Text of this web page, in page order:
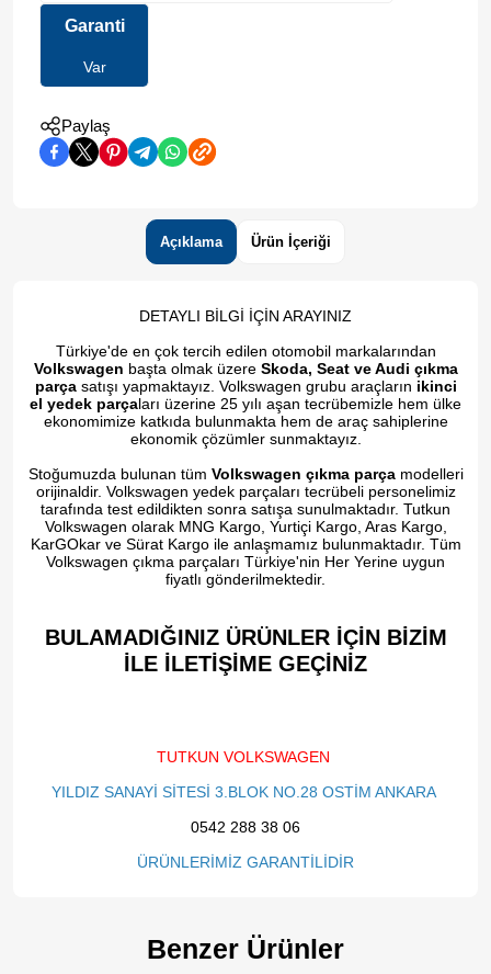
Garanti
Var
Paylaş
Açıklama Ürün İçeriği
DETAYLI BİLGİ İÇİN ARAYINIZ
Türkiye'de en çok tercih edilen otomobil markalarından
Volkswagen başta olmak üzere Skoda, Seat ve Audi çıkma
parçasatışı yapmaktayız. Volkswagen grubu araçların ikinci
el yedek parçaları üzerine 25 yılı aşan tecrübemizle hem ülke
ekonomimize katkıda bulunmakta hem de araç sahiplerine
ekonomik çözümler sunmaktayız.
Stoğumuzda bulunan tüm Volkswagen çıkma parçamodelleri
orijinaldir. Volkswagen yedek parçaları tecrübeli personelimiz
tarafında test edildikten sonra satışa sunulmaktadır. Tutkun
Volkswagen olarak MNG Kargo, Yurtiçi Kargo, Aras Kargo,
KarGOkar ve Sürat Kargo ile anlaşmamız bulunmaktadır. Tüm
Volkswagen çıkma parçaları Türkiye'nin Her Yerine uygun
fiyatlı gönderilmektedir.
BULAMADIĞINIZ ÜRÜNLER İÇİN BİZİM
İLE İLETİŞİME GEÇİNİZ​
TUTKUN VOLKSWAGEN
YILDIZ SANAYİ SİTESİ 3.BLOK NO.28 OSTİM ANKARA
0542 288 38 06
ÜRÜNLERİMİZ GARANTİLİDİR
Benzer Ürünler